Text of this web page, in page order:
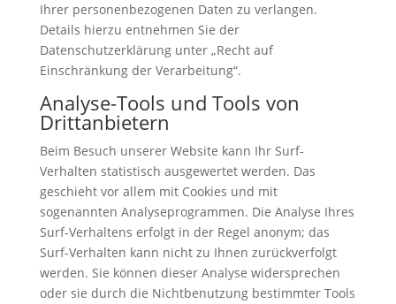
Ihrer personenbezogenen Daten zu verlangen.
Details hierzu entnehmen Sie der
Datenschutzerklärung unter „Recht auf
Einschränkung der Verarbeitung“.
Analyse-Tools und Tools von
Drittanbietern
Beim Besuch unserer Website kann Ihr Surf-
Verhalten statistisch ausgewertet werden. Das
geschieht vor allem mit Cookies und mit
sogenannten Analyseprogrammen. Die Analyse Ihres
Surf-Verhaltens erfolgt in der Regel anonym; das
Surf-Verhalten kann nicht zu Ihnen zurückverfolgt
werden. Sie können dieser Analyse widersprechen
oder sie durch die Nichtbenutzung bestimmter Tools